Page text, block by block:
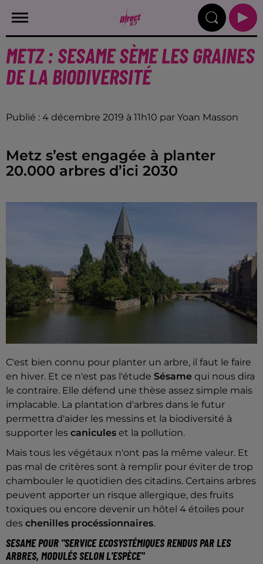
METZ : SESAME SÈME LES GRAINES
DE LA BIODIVERSITÉ
Publié : 4 décembre 2019 à 11h10 par Yoan Masson
Metz s’est engagée à planter
20.000 arbres d’ici 2030
C'est bien connu pour planter un arbre, il faut le faire
en hiver. Et ce n'est pas l'étude Sésame qui nous dira
le contraire. Elle défend une thèse assez simple mais
implacable. La plantation d'arbres dans le futur
permettra d'aider les messins et la biodiversité à
supporter les canicules et la pollution.
Mais tous les végétaux n'ont pas la même valeur. Et
pas mal de critères sont à remplir pour éviter de trop
chambouler le quotidien des citadins. Certains arbres
peuvent apporter un risque allergique, des fruits
toxiques ou encore devenir un hôtel 4 étoiles pour
des chenilles procéssionnaires.
SESAME POUR "SERVICE ECOSYSTÉMIQUES RENDUS PAR LES
ARBRES, MODULÉS SELON L'ESPÈCE"